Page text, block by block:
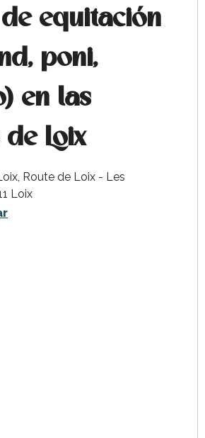
equitación
poni,
en las
de Loix
Route de Loix - Les
Loix